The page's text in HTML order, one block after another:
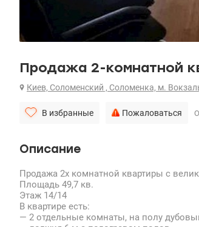
Продажа 2-комнатной
Киев, Соломенский , Соломенка, м.
В избранные Пожаловаться
Описание
Продажа 2х комнатной квартиры с
Площадь 49,7 кв.
Этаж 14/14
В квартире есть:
— 2 отдельные комнаты, на полу